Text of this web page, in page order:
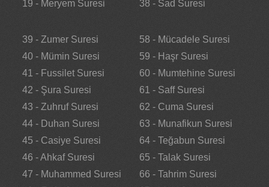
19 - Meryem Suresi
38 - Sad Suresi
39 - Zumer Suresi
40 - Mümin Suresi
41 - Fussilet Suresi
42 - Şura Suresi
43 - Zuhruf Suresi
44 - Duhan Suresi
45 - Casiye Suresi
46 - Ahkaf Suresi
47 - Muhammed Suresi
58 - Mücadele Suresi
59 - Haşr Suresi
60 - Mumtehine Suresi
61 - Saff Suresi
62 - Cuma Suresi
63 - Munafikun Suresi
64 - Teğabun Suresi
65 - Talak Suresi
66 - Tahrim Suresi